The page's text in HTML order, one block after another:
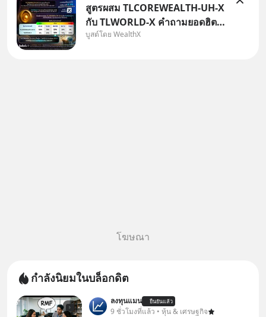
สูตรผสม TLCOREWEALTH-UH-X
กับ TLWORLD-X คำถามยอดฮิตที่
คนใช้ WealthX ถามเข้ามา
บูสต์โดย WealthX
โฆษณา
กำลังนิยมในบล็อกดิต
ลงทุนแมน ยืนยันแล้ว
9 ชั่วโมงที่แล้ว • หุ้น & เศรษฐกิจ